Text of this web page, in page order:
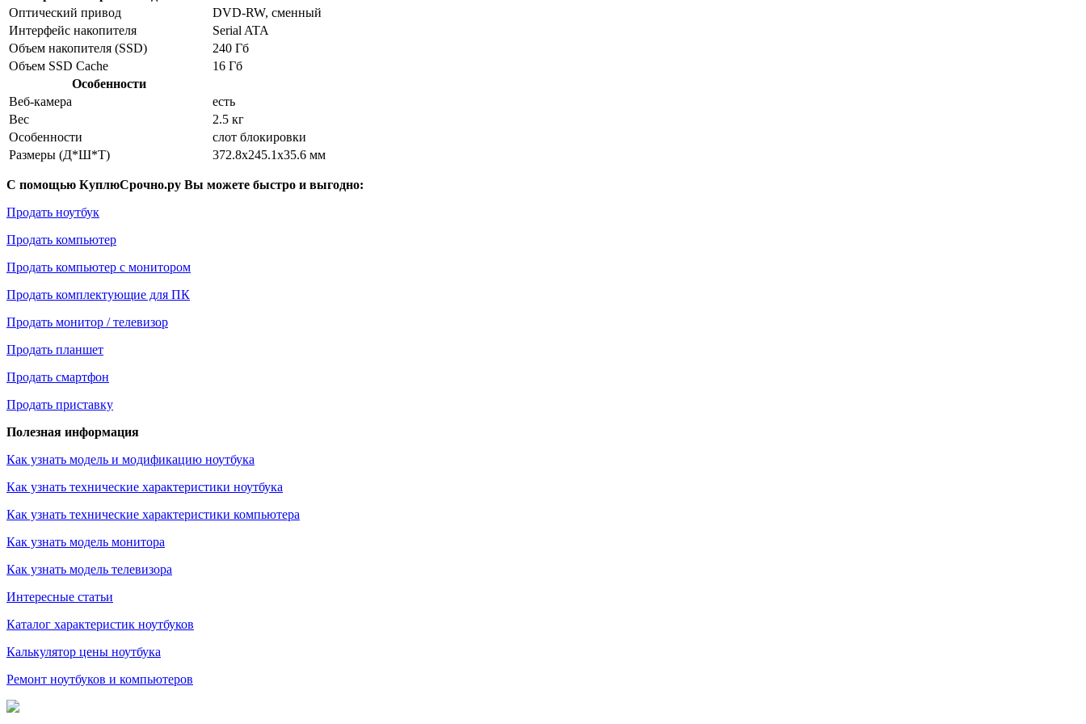
Оптический привод
DVD-RW, сменный
Интерфейс накопителя
Serial ATA
Объем накопителя (SSD)
240 Гб
Объем SSD Cache
16 Гб
Особенности
Веб-камера
есть
Вес
2.5 кг
Особенности
слот блокировки
Размеры (Д*Ш*Т)
372.8x245.1x35.6 мм
С помощью КуплюСрочно.ру Вы можете быстро и выгодно:
Продать ноутбук
Продать компьютер
Продать компьютер с монитором
Продать комплектующие для ПК
Продать монитор / телевизор
Продать планшет
Продать смартфон
Продать приставку
Полезная информация
Как узнать модель и модификацию ноутбука
Как узнать технические характеристики ноутбука
Как узнать технические характеристики компьютера
Как узнать модель монитора
Как узнать модель телевизора
Интересные статьи
Каталог характеристик ноутбуков
Калькулятор цены ноутбука
Ремонт ноутбуков и компьютеров